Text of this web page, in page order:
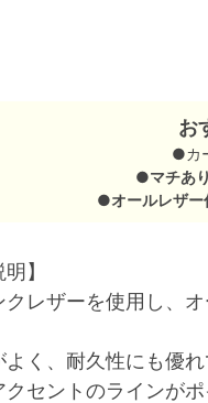
お
●カ
●マチあり
●オールレザー
】
クレザーを使用し、
く、耐久性にも優れ
クセントのラインが